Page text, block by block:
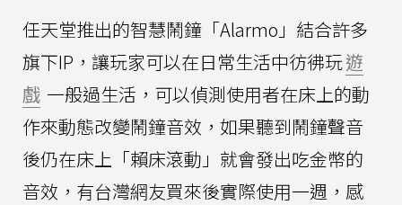
任天堂推出的智慧鬧鐘「Alarmo」結合許多
旗下IP，讓玩家可以在日常生活中彷彿玩遊
戲 一般過生活，可以偵測使用者在床上的動
作來動態改變鬧鐘音效，如果聽到鬧鐘聲音
後仍在床上「賴床滾動」就會發出吃金幣的
音效，有台灣網友買來後實際使用一週，感